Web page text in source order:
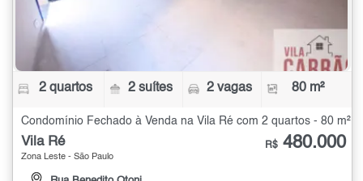
2 quartos 2 suítes 2 vagas 80 m²
Condomínio Fechado à Venda na Vila Ré com 2 quartos - 80 m²
Vila Ré
Zona Leste - São Paulo
R$ 480.000